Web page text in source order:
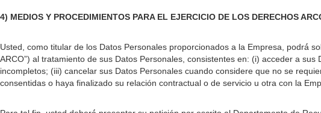
4) MEDIOS Y PROCEDIMIENTOS PARA EL EJERCICIO DE LOS DERECHOS
Usted, como titular de los Datos Personales proporcionados a la Empresa, podrá́
ARCO”) al tratamiento de sus Datos Personales, consistentes en: (i) acceder a
incompletos; (iii) cancelar sus Datos Personales cuando considere que no se
consentidas o haya finalizado su relación contractual o de servicio u otra con la